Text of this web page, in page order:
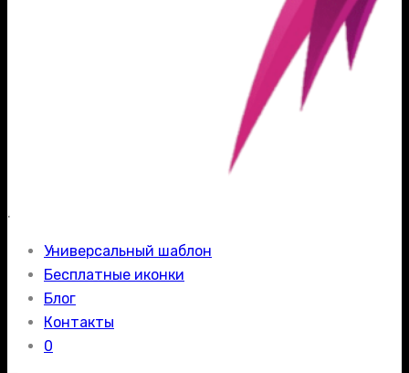
.
Универсальный шаблон
Бесплатные иконки
Блог
Контакты
0